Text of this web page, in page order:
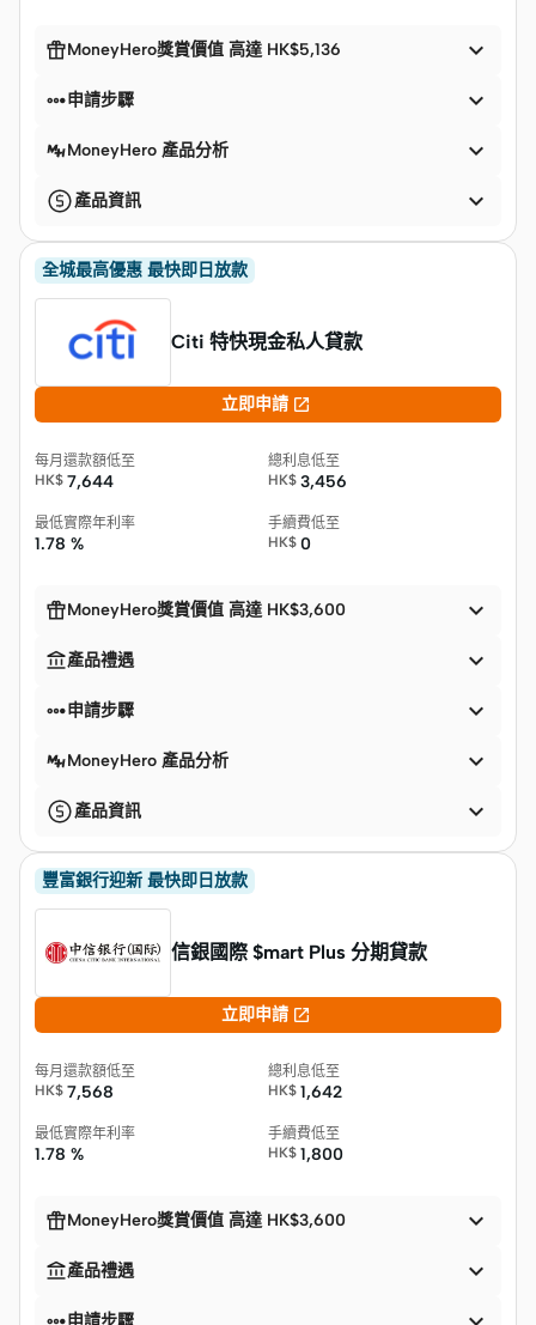
MoneyHero獎賞價值 高達 HK$5,136 
申請步驟 
MoneyHero 產品分析 
產品資訊 
全城最高優惠 最快即日放款
Citi 特快現金私人貸款
立即申請 
每月還款額低至
HK$ 7,644
總利息低至
HK$ 3,456
最低實際年利率
1.78 %
手續費低至
HK$ 0
MoneyHero獎賞價值 高達 HK$3,600 
產品禮遇 
申請步驟 
MoneyHero 產品分析 
產品資訊 
豐富銀行迎新 最快即日放款
信銀國際 $mart Plus 分期貸款
立即申請 
每月還款額低至
HK$ 7,568
總利息低至
HK$ 1,642
最低實際年利率
1.78 %
手續費低至
HK$ 1,800
MoneyHero獎賞價值 高達 HK$3,600 
產品禮遇 
申請步驟